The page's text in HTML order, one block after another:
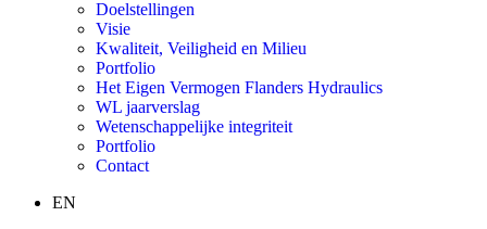
Doelstellingen
Visie
Kwaliteit, Veiligheid en Milieu
Portfolio
Het Eigen Vermogen Flanders Hydraulics
WL jaarverslag
Wetenschappelijke integriteit
Portfolio
Contact
EN